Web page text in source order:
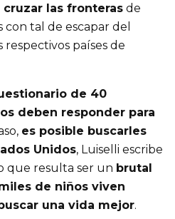
cruzar las fronteras de
con tal de escapar del
países de
de 40
deben responder para
es posible buscarles
Unidos, Luiselli escribe
que resulta ser un brutal
de niños viven
una vida mejor.